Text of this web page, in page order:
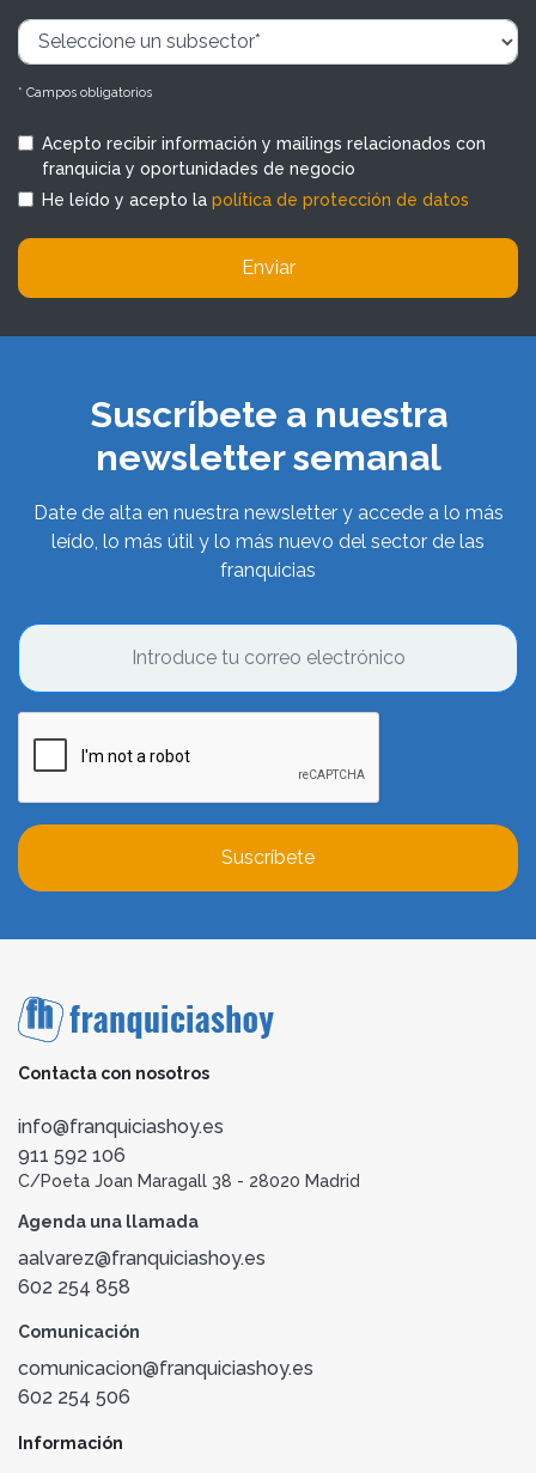
* Campos obligatorios
Acepto recibir información y mailings relacionados con
franquicia y oportunidades de negocio
He leído y acepto la política de protección de datos
Enviar
Suscríbete a nuestra
newsletter semanal
Date de alta en nuestra newsletter y accede a lo más
leído, lo más útil y lo más nuevo del sector de las
franquicias
Suscríbete
Contacta con nosotros
info@franquiciashoy.es
911 592 106
C/Poeta Joan Maragall 38 - 28020 Madrid
Agenda una llamada
aalvarez@franquiciashoy.es
602 254 858
Comunicación
comunicacion@franquiciashoy.es
602 254 506
Información